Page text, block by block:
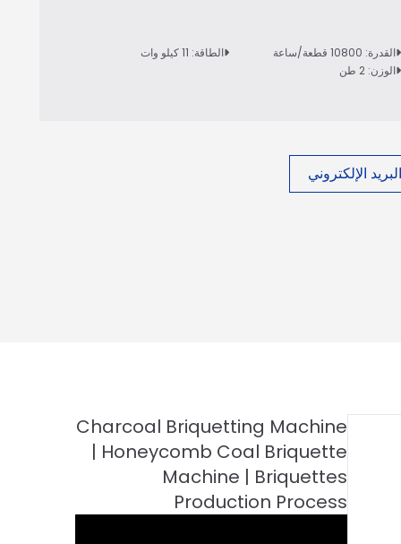
القدرة: 10800 قطعة/ساعة
الطاقة: 11 كيلو وات
الوزن: 2 طن
الإلكتروني